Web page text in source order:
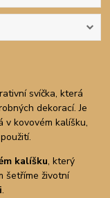
svíčka, která
dekorací. Je
kovovém kalíšku,
kalíšku, který
šetříme životní
.